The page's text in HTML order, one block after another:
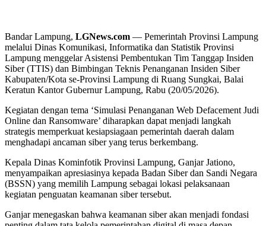
Bandar Lampung, LGNews.com — Pemerintah Provinsi Lampung
melalui Dinas Komunikasi, Informatika dan Statistik Provinsi
Lampung menggelar Asistensi Pembentukan Tim Tanggap Insiden
Siber (TTIS) dan Bimbingan Teknis Penanganan Insiden Siber
Kabupaten/Kota se-Provinsi Lampung di Ruang Sungkai, Balai
Keratun Kantor Gubernur Lampung, Rabu (20/05/2026).
Kegiatan dengan tema ‘Simulasi Penanganan Web Defacement Judi
Online dan Ransomware’ diharapkan dapat menjadi langkah
strategis memperkuat kesiapsiagaan pemerintah daerah dalam
menghadapi ancaman siber yang terus berkembang.
Kepala Dinas Kominfotik Provinsi Lampung, Ganjar Jationo,
menyampaikan apresiasinya kepada Badan Siber dan Sandi Negara
(BSSN) yang memilih Lampung sebagai lokasi pelaksanaan
kegiatan penguatan keamanan siber tersebut.
Ganjar menegaskan bahwa keamanan siber akan menjadi fondasi